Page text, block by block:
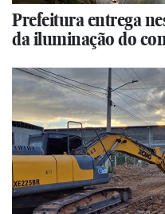
Prefeitura entrega
da iluminação do